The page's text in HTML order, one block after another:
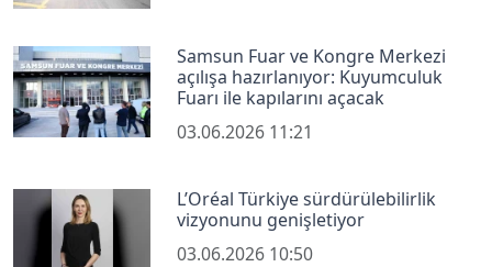
Samsun Fuar ve Kongre Merkezi
açılışa hazırlanıyor: Kuyumculuk
Fuarı ile kapılarını açacak
03.06.2026 11:21
L’Oréal Türkiye sürdürülebilirlik
vizyonunu genişletiyor
03.06.2026 10:50